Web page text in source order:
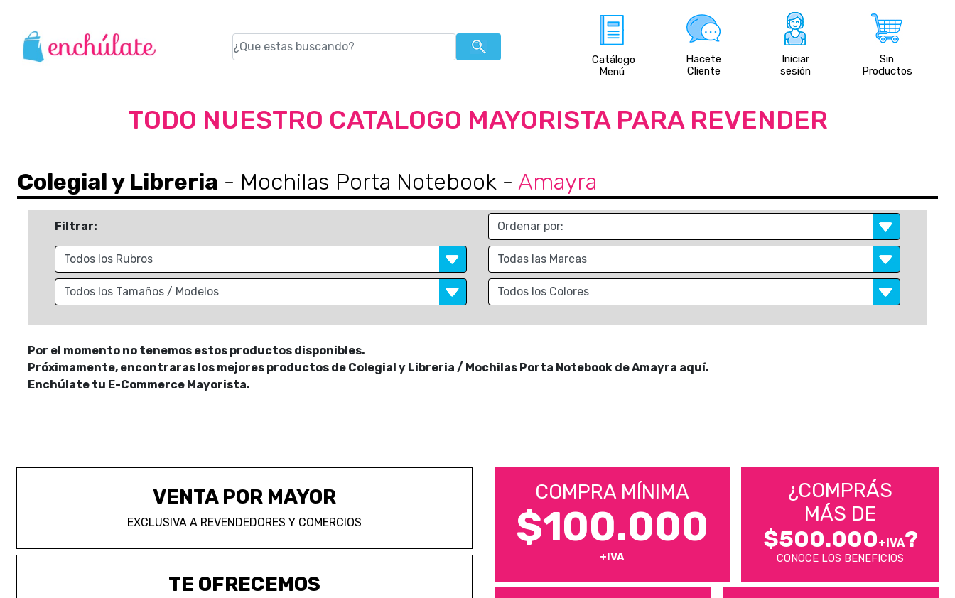
Catálogo
Menú
Hacete
Cliente
Iniciar
sesión
Sin
Productos
TODO NUESTRO CATALOGO MAYORISTA PARA REVENDER
Colegial y Libreria - Mochilas Porta Notebook - Amayra
Filtrar:
Por el momento no tenemos estos productos disponibles.
Próximamente, encontraras los mejores productos de Colegial y Libreria / Mochilas Porta Notebook de Amayra aquí.
Enchúlate tu E-Commerce Mayorista.
VENTA POR MAYOR
EXCLUSIVA A REVENDEDORES Y COMERCIOS
TE OFRECEMOS
COMPRA MÍNIMA
$100.000
+IVA
¿COMPRÁS
MÁS DE
$500.000+IVA?
CONOCE LOS BENEFICIOS